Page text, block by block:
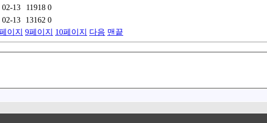
02-13 11918 0
02-13 13162 0
이지 9페이지 10페이지 다음 맨끝